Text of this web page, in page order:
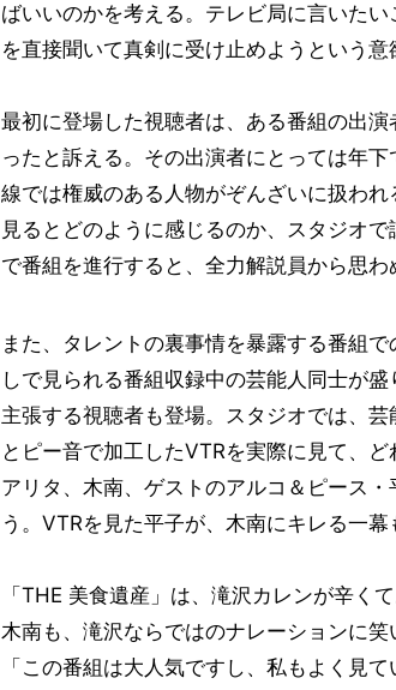
ばいいのかを考える。テレビ局に言いた
を直接聞いて真剣に受け止めようという意
最初に登場した視聴者は、ある番組の出
ったと訴える。その出演者にとっては年
線では権威のある人物がぞんざいに扱わ
見るとどのように感じるのか、スタジオ
で番組を進行すると、全力解説員から思わ
また、タレントの裏事情を暴露する番組
しで見られる番組収録中の芸能人同士が
主張する視聴者も登場。スタジオでは、
とピー音で加工したVTRを実際に見て、
アリタ、木南、ゲストのアルコ＆ピース
う。VTRを見た平子が、木南にキレる一幕
「THE 美食遺産」は、滝沢カレンが辛く
木南も、滝沢ならではのナレーションに
「この番組は大人気ですし、私もよく見